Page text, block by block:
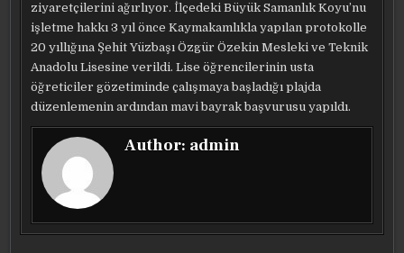
ziyaretçilerini ağırlıyor. İlçedeki Büyük Samanlık Koyu’nu
işletme hakkı 3 yıl önce Kaymakamlıkla yapılan protokolle
20 yıllığına Şehit Yüzbaşı Özgür Özekin Mesleki ve Teknik
Anadolu Lisesine verildi. Lise öğrencilerinin usta
öğreticiler gözetiminde çalışmaya başladığı plajda
düzenlemenin ardından mavi bayrak başvurusu yapıldı.
Author: admin